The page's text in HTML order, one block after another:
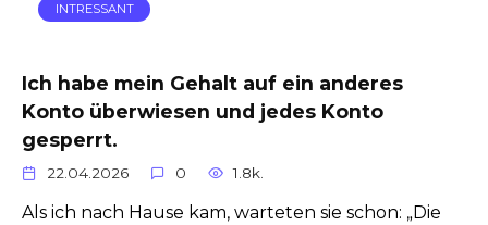
INTRESSANT
Ich habe mein Gehalt auf ein anderes
Konto überwiesen und jedes Konto
gesperrt.
22.04.2026 0 1.8k.
Als ich nach Hause kam, warteten sie schon: „Die